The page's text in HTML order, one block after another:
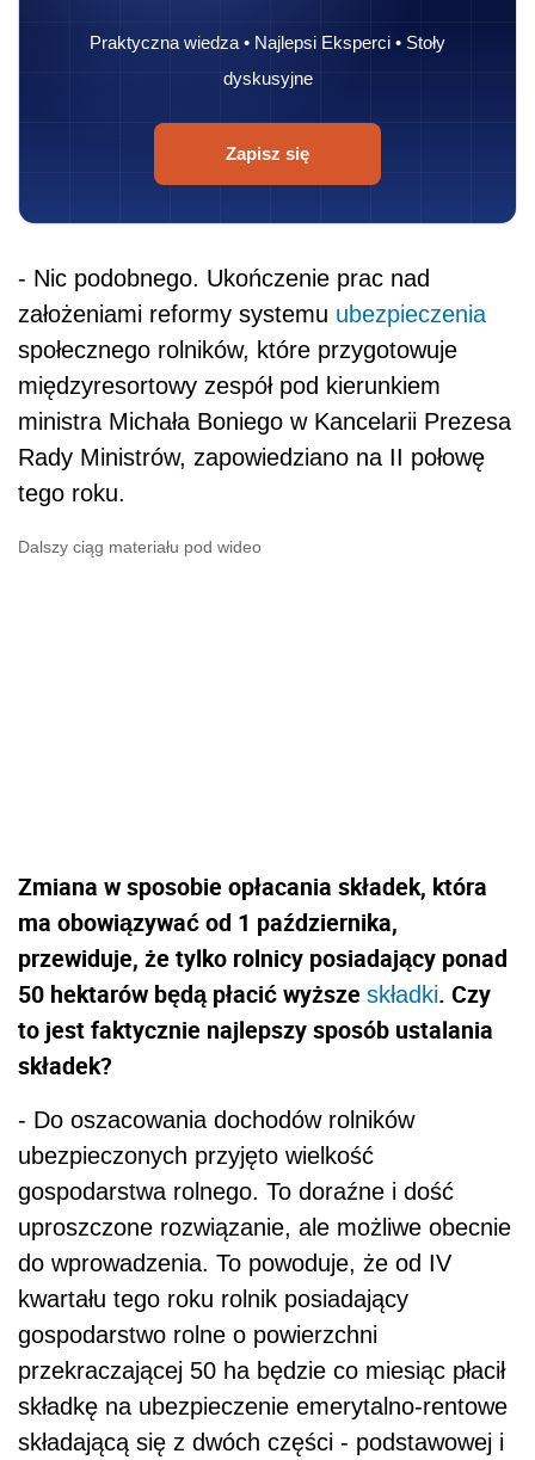
Praktyczna wiedza • Najlepsi Eksperci • Stoły
dyskusyjne
Zapisz się
- Nic podobnego. Ukończenie prac nad
założeniami reformy systemu ubezpieczenia
społecznego rolników, które przygotowuje
międzyresortowy zespół pod kierunkiem
ministra Michała Boniego w Kancelarii Prezesa
Rady Ministrów, zapowiedziano na II połowę
tego roku.
Dalszy ciąg materiału pod wideo
Zmiana w sposobie opłacania składek, która
ma obowiązywać od 1 października,
przewiduje, że tylko rolnicy posiadający ponad
50 hektarów będą płacić wyższe składki. Czy
to jest faktycznie najlepszy sposób ustalania
składek?
- Do oszacowania dochodów rolników
ubezpieczonych przyjęto wielkość
gospodarstwa rolnego. To doraźne i dość
uproszczone rozwiązanie, ale możliwe obecnie
do wprowadzenia. To powoduje, że od IV
kwartału tego roku rolnik posiadający
gospodarstwo rolne o powierzchni
przekraczającej 50 ha będzie co miesiąc płacił
składkę na ubezpieczenie emerytalno-rentowe
składającą się z dwóch części - podstawowej i